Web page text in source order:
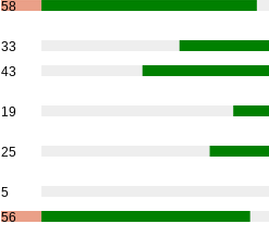
58
33
43
19
25
5
56